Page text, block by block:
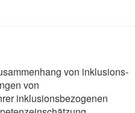
von inklusions-
von
inklusions­bezogenen